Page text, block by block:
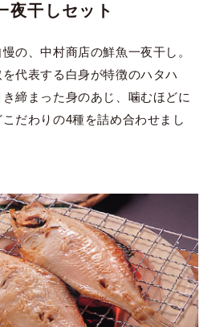
夜干しセット
の、中村商店の鮮魚一夜干し。
代表する白身が特徴のハタハ
締まった身のあじ、噛むほどに
だわりの4種を詰め合わせまし